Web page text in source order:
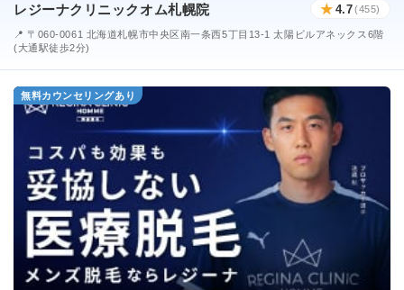
レジーナクリニックオム札幌院 ★ 4.7(455)
📍 〒060-0061 北海道札幌市中央区南一条西5丁目13-1 太陽ビルアネックス6階
(大通駅徒歩2分)
無料カウンセリングあり